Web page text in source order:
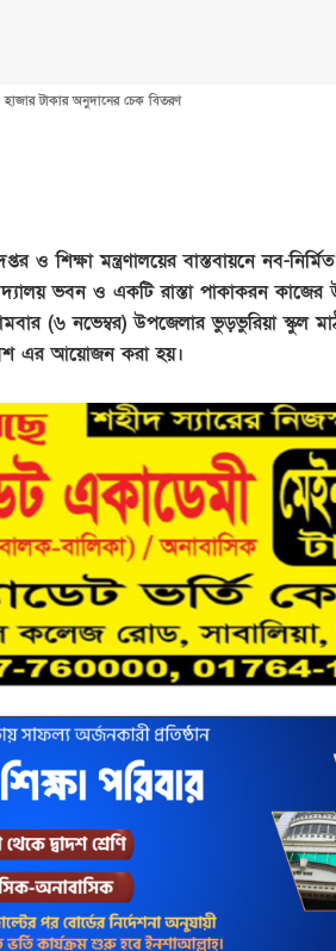
টাকার অনুদানের চেক বিতরণ
ও শিক্ষা মন্ত্রণালয়ের বাস্তবায়নে নব-
ভবন ও একটি রাস্তা পাকাকরন কাজের
(৬ নভেম্বর) উপজেলার ভুড়ভুরিয়া স্কুল
এর আয়োজন করা হয়।